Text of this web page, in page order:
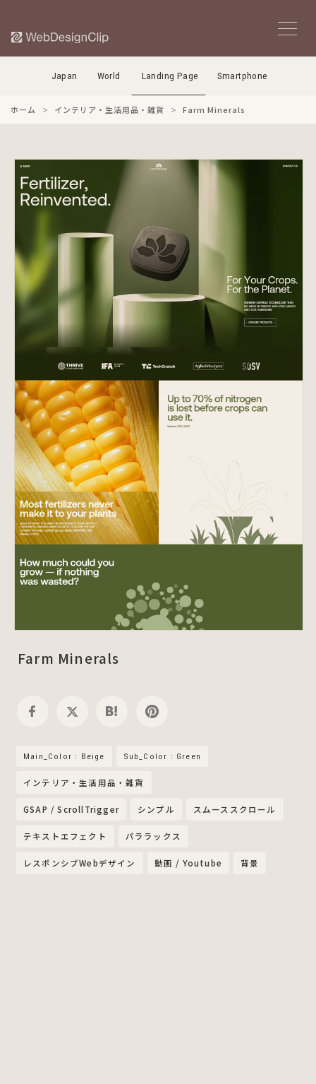
Japan World Landing Page Smartphone
ホーム インテリア・生活用品・雑貨 Farm Minerals
Farm Minerals
Main_Color : Beige Sub_Color : Green
インテリア・生活用品・雑貨
GSAP / ScrollTrigger シンプル スムーススクロール
テキストエフェクト パララックス
レスポンシブWebデザイン 動画 / Youtube 背景